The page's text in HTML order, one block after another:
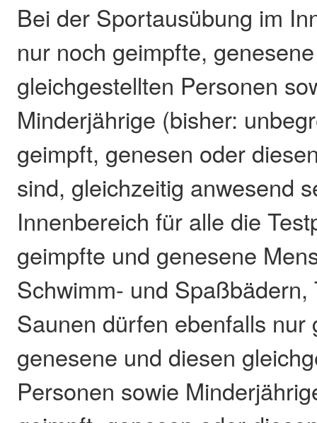
Bei der Sportausübung im
nur noch geimpfte,
gleichgestellten Personen
Minderjährige (bisher:
geimpft, genesen oder
sind, gleichzeitig anwesend
Innenbereich für alle die
geimpfte und genesene
Schwimm- und
Saunen dürfen ebenfalls nur
genesene und diesen
Personen sowie